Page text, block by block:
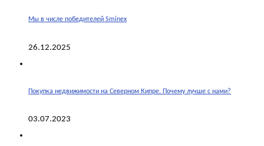
Мы в числе победителей Sminex
26.12.2025
Покупка недвижимости на Северном Кипре. Почему лучше с нами?
03.07.2023